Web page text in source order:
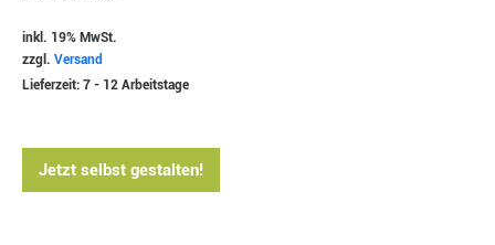
inkl. 19% MwSt.
zzgl. Versand
Lieferzeit: 7 - 12 Arbeitstage
Jetzt selbst gestalten!